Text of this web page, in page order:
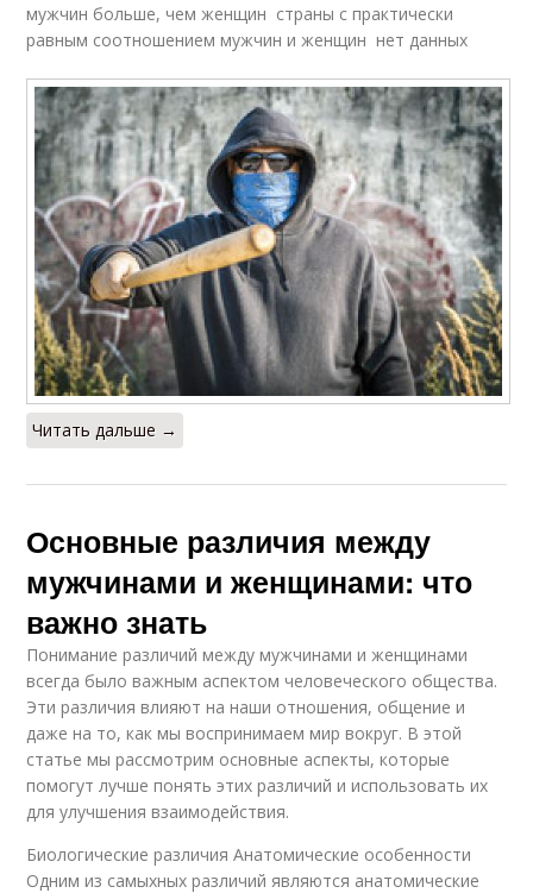
мужчин больше, чем женщин страны с практически
равным соотношением мужчин и женщин нет данных
Читать дальше →
Основные различия между
мужчинами и женщинами: что
важно знать
Понимание различий между мужчинами и женщинами
всегда было важным аспектом человеческого общества.
Эти различия влияют на наши отношения, общение и
даже на то, как мы воспринимаем мир вокруг. В этой
статье мы рассмотрим основные аспекты, которые
помогут лучше понять этих различий и использовать их
для улучшения взаимодействия.
Биологические различия Анатомические особенности
Одним из самыхных различий являются анатомические